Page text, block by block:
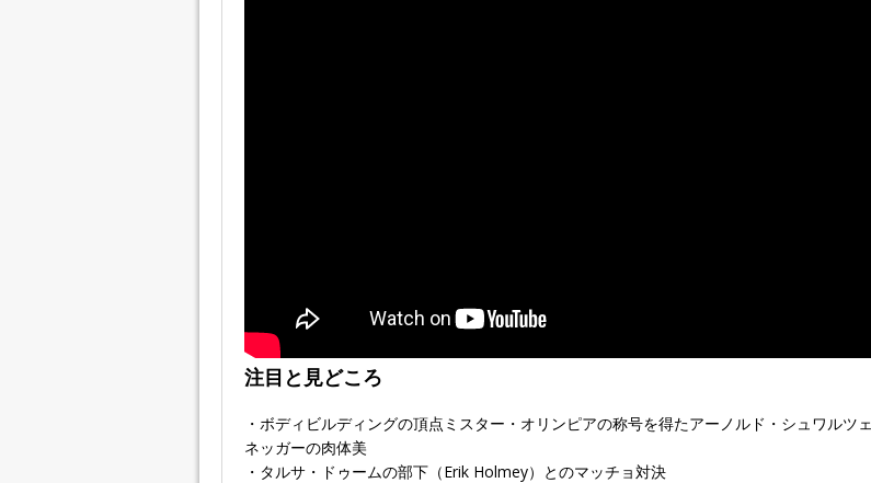
注目と見どころ
・ボディビルディングの頂点ミスター・オリンピアの称号を得たアーノルド・シュワルツェ
ネッガーの肉体美
・タルサ・ドゥームの部下（Erik Holmey）とのマッチョ対決